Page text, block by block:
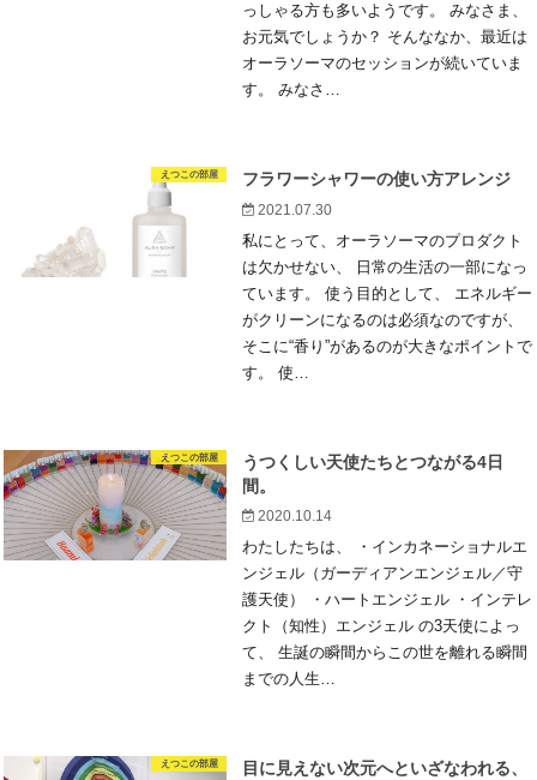
っしゃる方も多いようです。 みなさま、
お元気でしょうか？ そんななか、最近は
オーラソーマのセッションが続いていま
す。 みなさ…
えつこの部屋 フラワーシャワーの使い方アレンジ
2021.07.30
私にとって、オーラソーマのプロダクト
は欠かせない、 日常の生活の一部になっ
ています。 使う目的として、 エネルギー
がクリーンになるのは必須なのですが、
そこに“香り”があるのが大きなポイントで
す。 使…
えつこの部屋
うつくしい天使たちとつながる4日
間。
2020.10.14
わたしたちは、 ・インカネーショナルエ
ンジェル（ガーディアンエンジェル／守
護天使） ・ハートエンジェル ・インテレ
クト（知性）エンジェル の3天使によっ
て、 生誕の瞬間からこの世を離れる瞬間
までの人生…
えつこの部屋
目に見えない次元へといざなわれる、